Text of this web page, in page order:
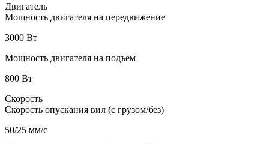
Двигатель
Мощность двигателя на передвижение
3000 Вт
Мощность двигателя на подъем
800 Вт
Скорость
Скорость опускания вил (с грузом/без)
50/25 мм/с